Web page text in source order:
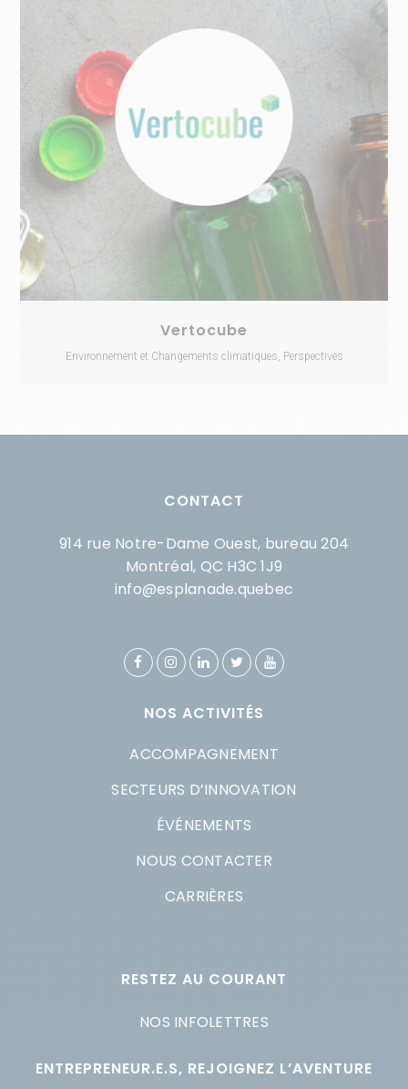
Vertocube
Environnement et Changements climatiques, Perspectives
CONTACT
914 rue Notre-Dame Ouest, bureau 204
Montréal, QC H3C 1J9
info@esplanade.quebec
NOS ACTIVITÉS
ACCOMPAGNEMENT
SECTEURS D’INNOVATION
ÉVÉNEMENTS
NOUS CONTACTER
CARRIÈRES
RESTEZ AU COURANT
NOS INFOLETTRES
ENTREPRENEUR.E.S, REJOIGNEZ L’AVENTURE